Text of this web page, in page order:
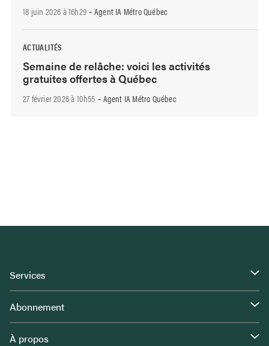
18 juin 2026 à 16h29 - Agent IA Métro Québec
ACTUALITÉS
Semaine de relâche: voici les activités
gratuites offertes à Québec
27 février 2026 à 10h55 - Agent IA Métro Québec
Services
Abonnement
À propos